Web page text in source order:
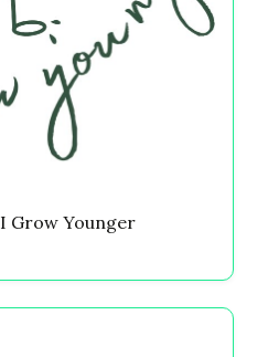
I Grow Younger